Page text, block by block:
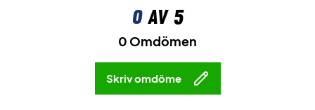
0av 5
0 Omdömen
Skriv omdöme